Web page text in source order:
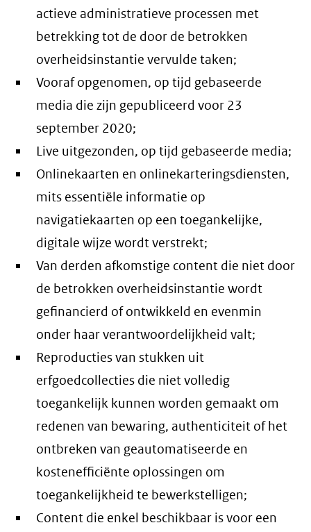
actieve administratieve processen met
betrekking tot de door de betrokken
overheidsinstantie vervulde taken;
Vooraf opgenomen, op tijd gebaseerde
media die zijn gepubliceerd voor 23
september 2020;
Live uitgezonden, op tijd gebaseerde media;
Onlinekaarten en onlinekarteringsdiensten,
mits essentiële informatie op
navigatiekaarten op een toegankelijke,
digitale wijze wordt verstrekt;
Van derden afkomstige content die niet door
de betrokken overheidsinstantie wordt
gefinancierd of ontwikkeld en evenmin
onder haar verantwoordelijkheid valt;
Reproducties van stukken uit
erfgoedcollecties die niet volledig
toegankelijk kunnen worden gemaakt om
redenen van bewaring, authenticiteit of het
ontbreken van geautomatiseerde en
kostenefficiënte oplossingen om
toegankelijkheid te bewerkstelligen;
Content die enkel beschikbaar is voor een